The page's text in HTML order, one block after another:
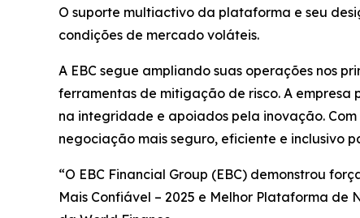
O suporte multiactivo da plataforma e seu
condições de mercado voláteis.
A EBC segue ampliando suas operações nos
ferramentas de mitigação de risco. A
na integridade e apoiados pela inovação.
negociação mais seguro, eficiente e inclusivo
“O EBC Financial Group (EBC) demonstrou
Mais Confiável – 2025 e Melhor Plataforma de